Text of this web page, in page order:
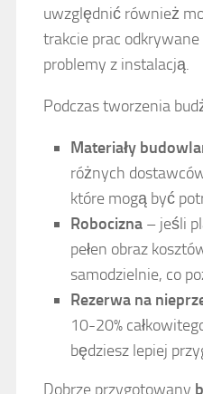
uwzględnić również
trakcie prac
problemy z instalacją.
Podczas tworzenia
Materiały
różnych
które mogą być
Robocizna – jeśli
pełen obraz
samodzielnie, co
Rezerwa na
10-20%
będziesz lepiej
Dobrze przygotowany